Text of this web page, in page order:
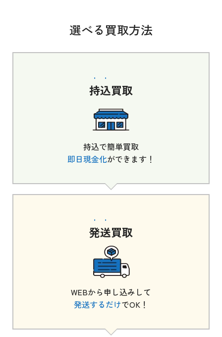
選べる買取方法
持込買取
持込で簡単買取
即日現金化ができます！
発送買取
WEBから申し込みして
発送するだけでOK！